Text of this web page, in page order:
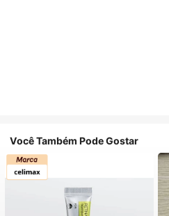
Você Também Pode Gostar